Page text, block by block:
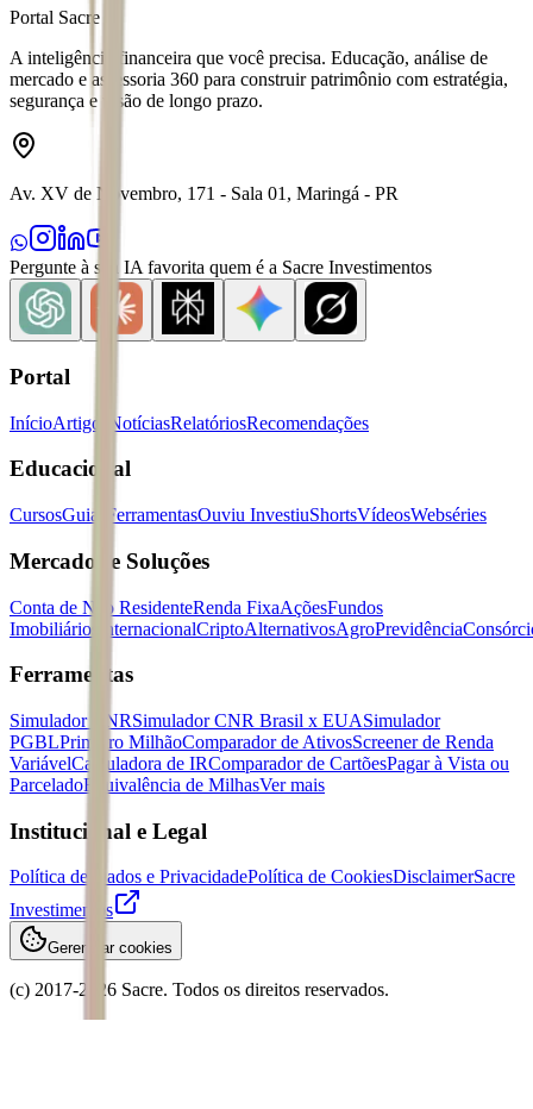
Portal Sacre
A inteligência financeira que você precisa. Educação, análise de
mercado e assessoria 360 para construir patrimônio com estratégia,
segurança e visão de longo prazo.
Av. XV de Novembro, 171 - Sala 01, Maringá - PR
Pergunte à sua IA favorita quem é a Sacre Investimentos
Portal
InícioArtigos NotíciasRelatóriosRecomendações
Educacional
CursosGuias FerramentasOuviu InvestiuShortsVídeosWebséries
Mercados e Soluções
Conta de Não ResidenteRenda FixaAçõesFundos
Imobiliários
InternacionalCriptoAlternativosAgroPrevidência
Ferramentas
Simulador CNRSimulador CNR Brasil x EUASimulador
PGBLPrimeiro MilhãoComparador de AtivosScreener de Renda
VariávelCalculadora de IRComparador de CartõesPagar à Vista ou
ParceladoEquivalência de MilhasVer mais
Institucional e Legal
Política de Dados e PrivacidadePolítica de CookiesDisclaimerSacre
Investimentos
Gerenciar cookies
(c) 2017-2026 Sacre. Todos os direitos reservados.